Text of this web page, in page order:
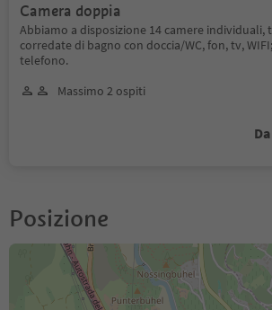
Camera doppia
Abbiamo a disposizione 14 camere individuali,
corredate di bagno con doccia/WC, fon, tv,
telefono.
Massimo 2 ospiti
Posizione